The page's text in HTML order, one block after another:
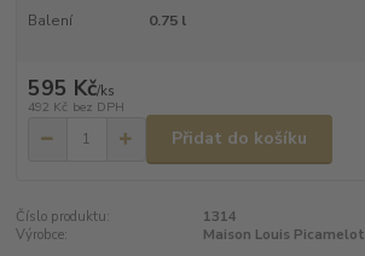
Balení
0.75 l
595 Kč/ks
492 Kč bez DPH
Přidat do košíku
Číslo produktu:
1314
Výrobce:
Maison Louis Picamelot